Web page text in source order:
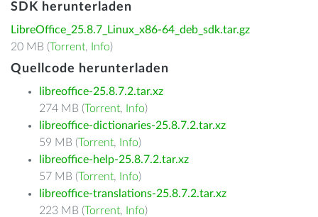
SDK herunterladen
LibreOffice_25.8.7_Linux_x86-64_deb_sdk.tar.gz
20 MB (Torrent, Info)
Quellcode herunterladen
libreoffice-25.8.7.2.tar.xz
274 MB (Torrent, Info)
libreoffice-dictionaries-25.8.7.2.tar.xz
59 MB (Torrent, Info)
libreoffice-help-25.8.7.2.tar.xz
57 MB (Torrent, Info)
libreoffice-translations-25.8.7.2.tar.xz
223 MB (Torrent, Info)